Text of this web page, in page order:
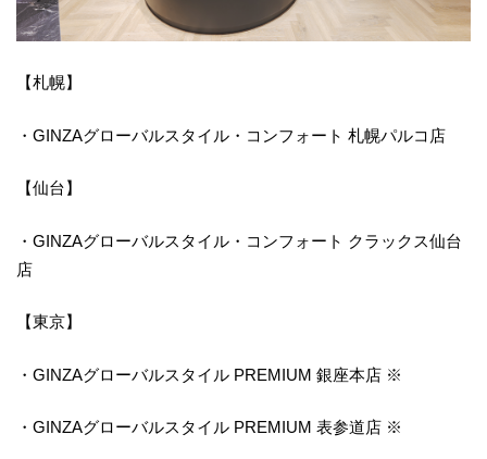
【札幌】
・GINZAグローバルスタイル・コンフォート 札幌パルコ店
【仙台】
・GINZAグローバルスタイル・コンフォート クラックス仙台
店
【東京】
・GINZAグローバルスタイル PREMIUM 銀座本店 ※
・GINZAグローバルスタイル PREMIUM 表参道店 ※